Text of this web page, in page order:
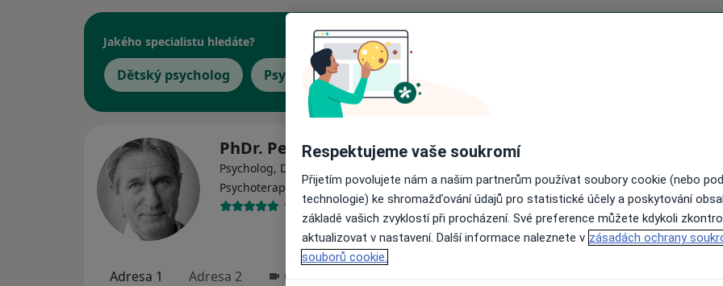
Jakého specialistu hledáte?
Dětský psycholog Psycholog Psychoterapeut
PhDr. Petr Beroušek
Psycholog, Dětský psycholog,
Psychoterapeut·Více
145 názorů
Adresa 1 Adresa 2 Online
Dnes
Online rezervace termínu není k
Rezervovat termín
Respektujeme vaše soukromí
Přijetím povolujete nám a našim partnerům používat soubory cookie (nebo
technologie) ke shromažďování údajů pro statistické účely a poskytování
základě vašich zvyklostí při procházení. Své preference můžete kdykoli
aktualizovat v nastavení. Další informace naleznete v zásadách ochrany
souborů cookie.